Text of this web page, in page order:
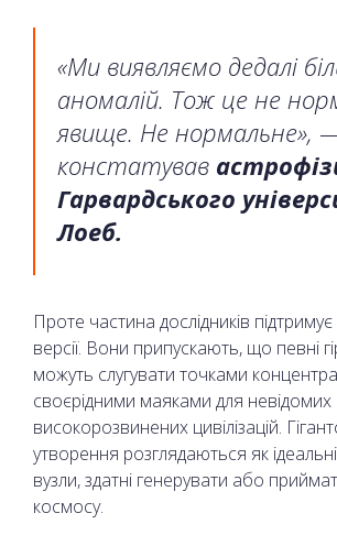
«Ми виявляємо дедалі
аномалій. Тож це не
явище. Не нормальне»,
констатував
Гарвардського
Лоеб.
Проте частина дослідників
версії. Вони припускають, що певні
можуть слугувати точками
своєрідними маяками для невідомих
високорозвинених цивілізацій.
утворення розглядаються як ідеальні
вузли, здатні генерувати або
космосу.